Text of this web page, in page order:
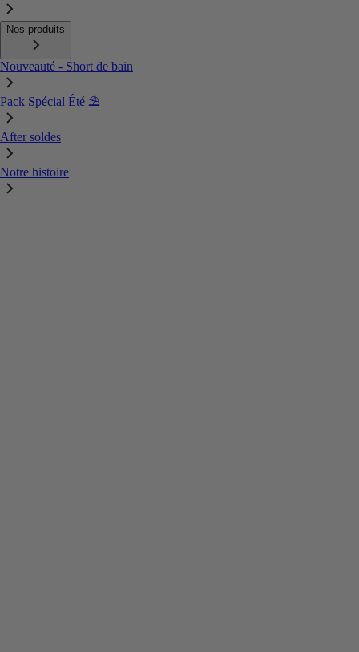
Nos produits
Nouveauté - Short de bain
Pack Spécial Été ⛱️
After soldes
Notre histoire